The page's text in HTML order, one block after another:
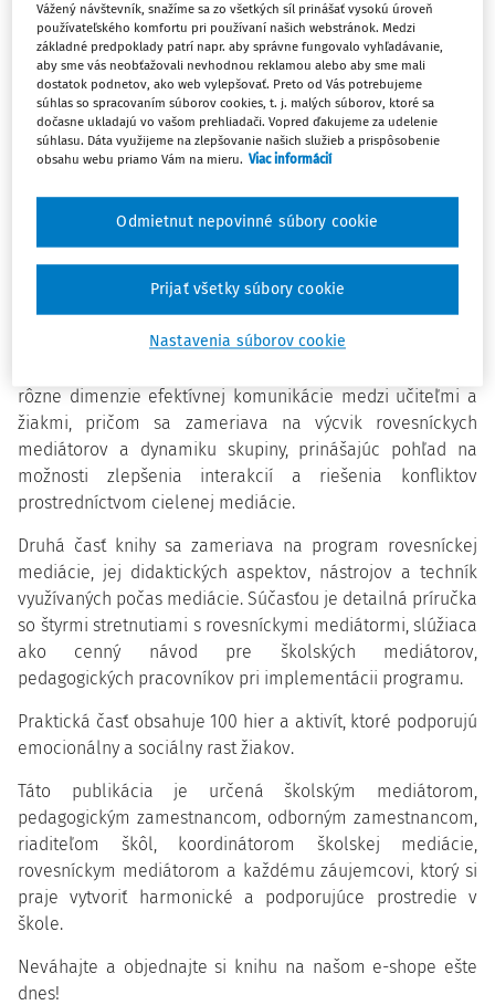
Predstavujeme NOVINKU Program rovesníckej mediácie v
školách.
Publikácia je skvelým sprievodcom pri vytváraní
harmonického školského prostredia. Autorka, PaedDr.
Dušana Bieleszová, v publikácii predstavuje koncept
ako kľúčovým nástrojom na riešenie konfliktov a
vytváranie pozitívnej atmosféry v školách. Kniha je
Prvá časť publikácie poskytuje analýzu teoretických
aspektov mediácie v školskom prostredí s dôrazom na
rôzne dimenzie efektívnej komunikácie medzi učiteľmi a
žiakmi, pričom sa zameriava na výcvik rovesníckych
mediátorov a dynamiku skupiny, prinášajúc pohľad na
možnosti zlepšenia interakcií a riešenia konfliktov
prostredníctvom cielenej mediácie.
Druhá časť knihy sa zameriava na program rovesníckej
mediácie, jej didaktických aspektov, nástrojov a techník
využívaných počas mediácie. Súčasťou je detailná príručka
so štyrmi stretnutiami s rovesníckymi mediátormi, slúžiaca
ako cenný návod pre školských mediátorov,
pedagogických pracovníkov pri implementácii programu.
Praktická časť obsahuje 100 hier a aktivít, ktoré podporujú
emocionálny a sociálny rast žiakov.
Táto publikácia je určená školským mediátorom,
pedagogickým zamestnancom, odborným zamestnancom,
riaditeľom škôl, koordinátorom školskej mediácie,
rovesníckym mediátorom a každému záujemcovi, ktorý si
praje vytvoriť harmonické a podporujúce prostredie v
škole.
Neváhajte a objednajte si knihu na našom e-shope ešte
dnes!
Vážený návštevník, snažíme sa zo všetkých síl prinášať vysokú úroveň
používateľského komfortu pri používaní našich webstránok. Medzi
základné predpoklady patrí napr. aby správne fungovalo vyhľadávanie,
aby sme vás neobťažovali nevhodnou reklamou alebo aby sme mali
dostatok podnetov, ako web vylepšovať. Preto od Vás potrebujeme
súhlas so spracovaním súborov cookies, t. j. malých súborov, ktoré sa
dočasne ukladajú vo vašom prehliadači. Vopred ďakujeme za udelenie
súhlasu. Dáta využijeme na zlepšovanie našich služieb a prispôsobenie
obsahu webu priamo Vám na mieru. Viac informácií
Nastavenia súborov cookie
Odmietnut nepovinné súbory cookie
Prijať všetky súbory cookie